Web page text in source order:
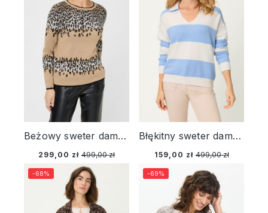
Beżowy sweter damski Henny ze wzorem – Urban Wild
299,00 zł 499,00 zł
Błękitny sweter damski Cora w pasy z kołnierzykiem – Refresh
159,00 zł 499,00 zł
-68% -69%